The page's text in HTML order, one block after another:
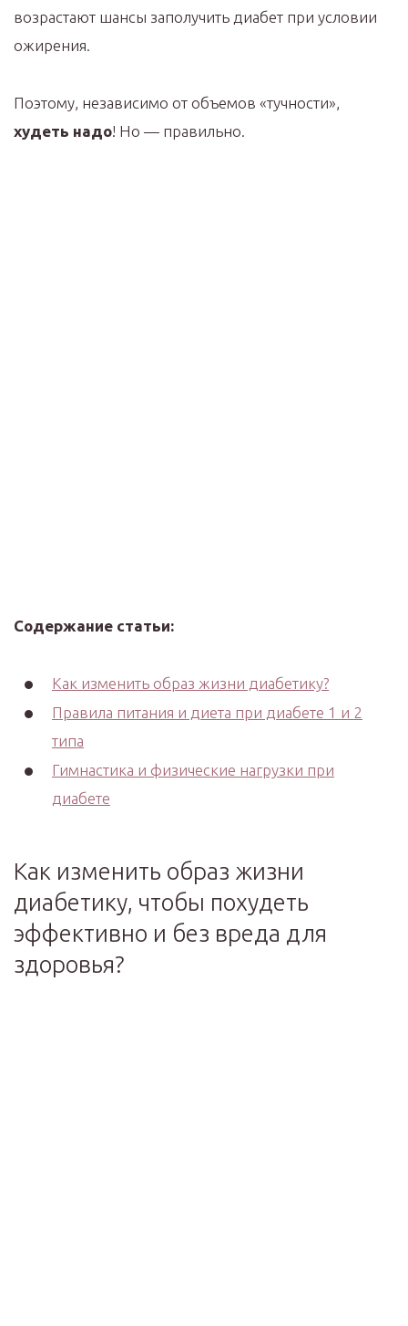
возрастают шансы заполучить диабет при условии
ожирения.
Поэтому, независимо от объемов «тучности»,
худеть надо! Но — правильно.
Содержание статьи:
Как изменить образ жизни диабетику?
Правила питания и диета при диабете 1 и 2
типа
Гимнастика и физические нагрузки при
диабете
Как изменить образ жизни
диабетику, чтобы похудеть
эффективно и без вреда для
здоровья?